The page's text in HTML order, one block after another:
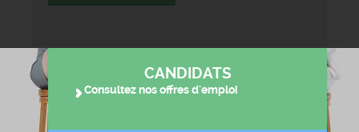
CANDIDATS
Consultez nos offres d'emploi